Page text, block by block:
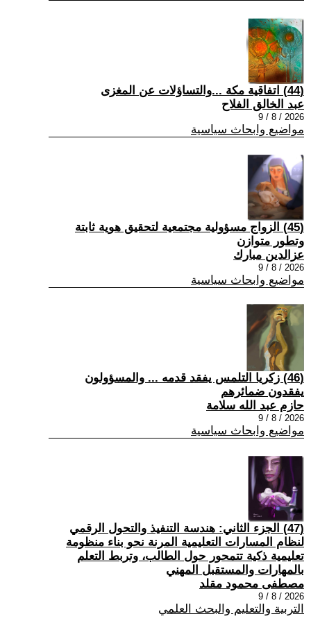
(44) اتفاقية مكة ...والتساؤلات عن المغزى
عبد الخالق الفلاح
2026 / 8 / 9
مواضيع وابحاث سياسية
(45) الزواج مسؤولية مجتمعية لتحقيق هوية ثابتة
وتطور متوازن
عزالدين مبارك
2026 / 8 / 9
مواضيع وابحاث سياسية
(46) زكريا التلمس يفقد قدمه ... والمسؤولون
يفقدون ضمائرهم
حازم عبد الله سلامة
2026 / 8 / 9
مواضيع وابحاث سياسية
(47) الجزء الثاني: هندسة التنفيذ والتحول الرقمي
لنظام المسارات التعليمية المرنة نحو بناء منظومة
تعليمية ذكية تتمحور حول الطالب، وتربط التعلم
بالمهارات والمستقبل المهني
مصطفى محمود مقلد
2026 / 8 / 9
التربية والتعليم والبحث العلمي